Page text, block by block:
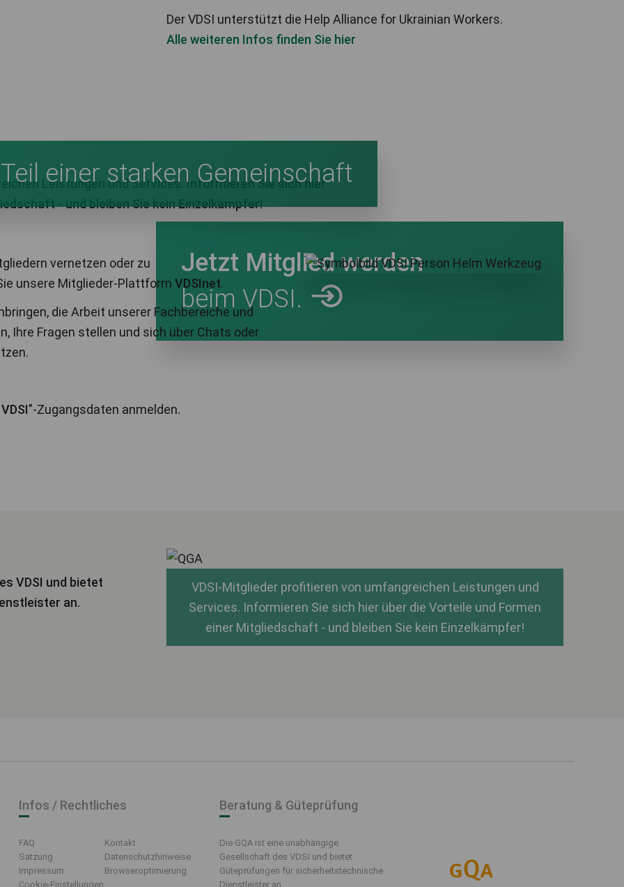
Der VDSI unterstützt die Help Alliance for Ukrainian Workers.
Alle weiteren Infos finden Sie hier
Jetzt Mitglied werden
beim VDSI.
Leistungen und Services. Informieren Sie sich hier
- und bleiben Sie kein Einzelkämpfer!
einer starken Gemeinschaft
vernetzen oder zu
unsere Mitglieder-Plattform VDSInet.
die Arbeit unserer Fachbereiche und
Ihre Fragen stellen und sich über Chats oder
"-Zugangsdaten anmelden.
VDSI und bietet
an.
VDSI-Mitglieder profitieren von umfangreichen Leistungen und
Services. Informieren Sie sich hier über die Vorteile und Formen
einer Mitgliedschaft - und bleiben Sie kein Einzelkämpfer!
Infos / Rechtliches
FAQ
Kontakt
Satzung
Datenschutzhinweise
Impressum
Browseroptimierung
Cookie-Einstellungen
Beratung & Güteprüfung
Die GQA ist eine unabhängige
Gesellschaft des VDSI und bietet
Güteprüfungen für sicherheitstechnische
Dienstleister an.